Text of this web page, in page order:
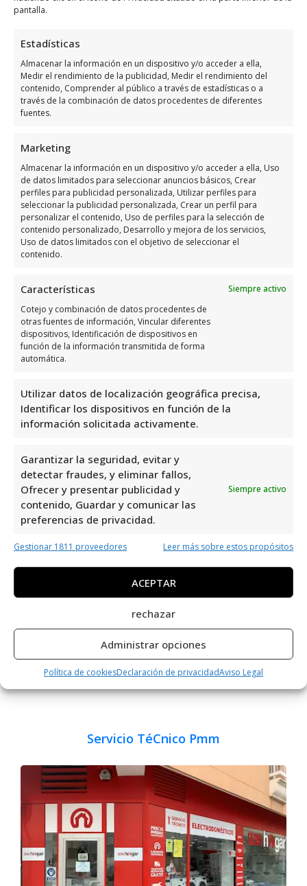
pantalla.
Estadísticas
Almacenar la información en un dispositivo y/o acceder a ella,
Medir el rendimiento de la publicidad, Medir el rendimiento del
contenido, Comprender al público a través de estadísticas o a
través de la combinación de datos procedentes de diferentes
fuentes.
Marketing
Almacenar la información en un dispositivo y/o acceder a ella, Uso
de datos limitados para seleccionar anuncios básicos, Crear
perfiles para publicidad personalizada, Utilizar perfiles para
seleccionar la publicidad personalizada, Crear un perfil para
personalizar el contenido, Uso de perfiles para la selección de
contenido personalizado, Desarrollo y mejora de los servicios,
Uso de datos limitados con el objetivo de seleccionar el
contenido.
Características
Siempre activo
Cotejo y combinación de datos procedentes de
otras fuentes de información, Vincular diferentes
dispositivos, Identificación de dispositivos en
función de la información transmitida de forma
automática.
Utilizar datos de localización geográfica precisa,
Identificar los dispositivos en función de la
información solicitada activamente.
Garantizar la seguridad, evitar y
detectar fraudes, y eliminar fallos,
Ofrecer y presentar publicidad y
contenido, Guardar y comunicar las
preferencias de privacidad.
Siempre activo
Gestionar 1811 proveedores Leer más sobre estos propósitos
ACEPTAR
rechazar
Administrar opciones
Política de cookiesDeclaración de privacidadAviso Legal
Servicio Técnico Manolo es uno de los
mejores especialistas en reparación de
electrodomésticos en Orihuela Costa. Con
una amplia experiencia y un equipo
altamente cualificado, ofrecen un servicio
tu lavadora, nevera, o cualquier otro
electrodoméstico, no dudes en contactar
con Servicio Técnico Manolo para un
atención personalizada. Encuentra los datos
de contacto en esta web y deja tus
electrodomésticos en buenas manos.
Descubre otros negocios
afines de Orihuela Costa
Busca otros negocios o profesionales locales
afines a Servicio TéCnico Manolo en el área
Servicio TéCnico Raul OrtuñO
Servicio TéCnico Pmm